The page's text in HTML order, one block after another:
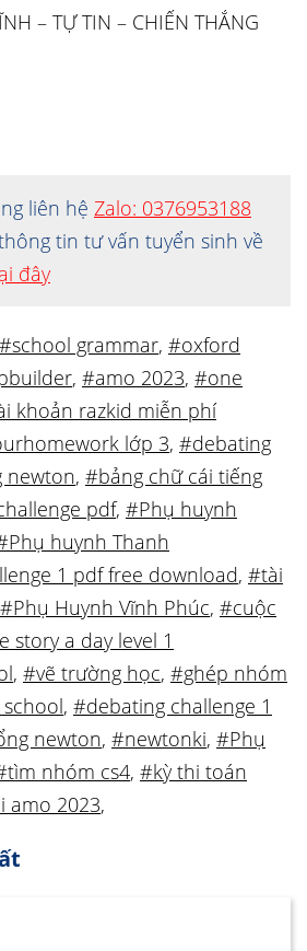
– TỰ TIN – CHIẾN THẮNG
liên hệ Zalo: 0376953188
tin tư vấn tuyển sinh về
đây
#school grammar, #oxford
, #amo 2023, #one
khoản razkid miễn phí
lớp 3, #debating
newton, #bảng chữ cái tiếng
pdf, #Phụ huynh
huynh Thanh
1 pdf free download, #tài
#Phụ Huynh Vĩnh Phúc, #cuộc
story a day level 1
, #vẽ trường học, #ghép nhóm
, #debating challenge 1
newton, #newtonki, #Phụ
nhóm cs4, #kỳ thi toán
amo 2023,